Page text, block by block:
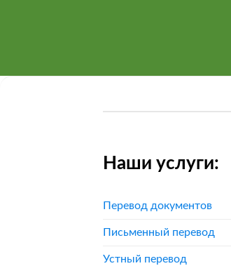
Наши услуги:
Перевод документов
Письменный перевод
Устный перевод